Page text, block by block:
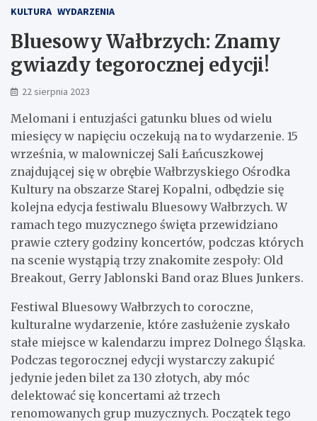
KULTURA WYDARZENIA
Bluesowy Wałbrzych: Znamy
gwiazdy tegorocznej edycji!
22 sierpnia 2023
Melomani i entuzjaści gatunku blues od wielu
miesięcy w napięciu oczekują na to wydarzenie. 15
września, w malowniczej Sali Łańcuszkowej
znajdującej się w obrębie Wałbrzyskiego Ośrodka
Kultury na obszarze Starej Kopalni, odbędzie się
kolejna edycja festiwalu Bluesowy Wałbrzych. W
ramach tego muzycznego święta przewidziano
prawie cztery godziny koncertów, podczas których
na scenie wystąpią trzy znakomite zespoły: Old
Breakout, Gerry Jablonski Band oraz Blues Junkers.
Festiwal Bluesowy Wałbrzych to coroczne,
kulturalne wydarzenie, które zasłużenie zyskało
stałe miejsce w kalendarzu imprez Dolnego Śląska.
Podczas tegorocznej edycji wystarczy zakupić
jedynie jeden bilet za 130 złotych, aby móc
delektować się koncertami aż trzech
renomowanych grup muzycznych. Początek tego